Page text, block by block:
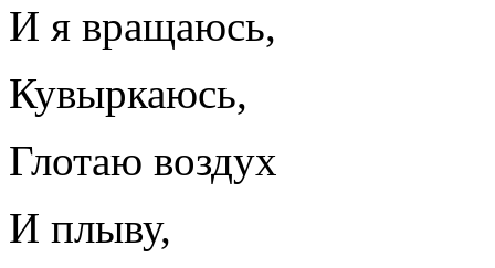
И я вращаюсь,
Кувыркаюсь,
Глотаю воздух
И плыву,